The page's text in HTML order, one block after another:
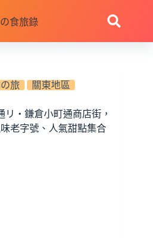
食旅錄
旅 關東地區
リ‧鎌倉小町通商店街，
老字號、人氣甜點集合